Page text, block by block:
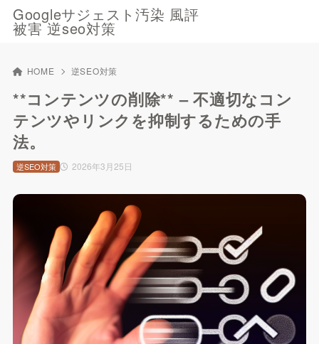
Googleサジェスト汚染 風評
被害 逆seo対策
HOME 逆SEO対策
**コンテンツの削除** – 不適切なコン
テンツやリンクを抑制するための手
法。
2026年3月25日
逆SEO対策